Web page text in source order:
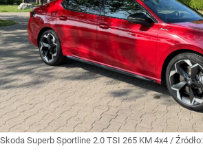
Skoda Superb Sportline 2.0 TSI 265 KM 4x4 / Źródło: